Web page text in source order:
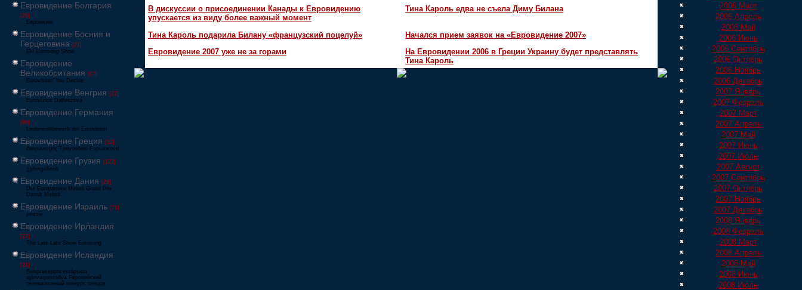
Евровидение Болгария
[26]
Евровизия
Евровидение Босния и
Герцеговина [21]
BH Eurosong Show
Евровидение
Великобритания [67]
Eurovision: You Decide
Евровидение Венгрия [22]
Eurovíziós Dalfesztivá
Евровидение Германия
[80]
Liederwettbewerb der Eurovision
Евровидение Греция [52]
Διαγωνισμός Τραγουδιού Ευρώεικονα
Евровидение Грузия [122]
ევროვიზიის
Евровидение Дания [29]
Det Europæiske Melodi Grand Prix
Dansk Melodi
Евровидение Израиль [71]
‏אירוויזיון
Евровидение Ирландия
[27]
The Late Late Show Eurosong
Евровидение Исландия
[21]
Söngvakeppni evrópskra
sjónvarpsstöðva Европейский
телевизионный конкурс певцов
В дискуссии о присоединении Канады к Евровидению
упускается из виду более важный момент
Тина Кароль едва не съела Диму Билана
Тина Кароль подарила Билану «французский поцелуй»
Начался прием заявок на «Евровидение 2007»
Евровидение 2007 уже не за горами
На Евровидении 2006 в Греции Украину будет представлять
Тина Кароль
2006 Март
2006 Апрель
2006 Май
2006 Июнь
2006 Сентябрь
2006 Октябрь
2006 Ноябрь
2006 Декабрь
2007 Январь
2007 Февраль
2007 Март
2007 Апрель
2007 Май
2007 Июнь
2007 Июль
2007 Август
2007 Сентябрь
2007 Октябрь
2007 Ноябрь
2007 Декабрь
2008 Январь
2008 Февраль
2008 Март
2008 Апрель
2008 Май
2008 Июнь
2008 Июль